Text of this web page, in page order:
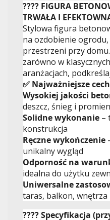
???? FIGURA
TRWAŁA I
Stylowa figura
na ozdobienie
przestrzeni przy
zarówno w
aranżacjach,
✅ Najważniejsze
Wysokiej jakości
deszcz, śnieg i
Solidne wykonanie –
konstrukcja
Ręczne wykończenie
unikalny wygląd
Odporność na
idealna do użytku
Uniwersalne
taras, balkon, wnętrza
???? Specyfikacja